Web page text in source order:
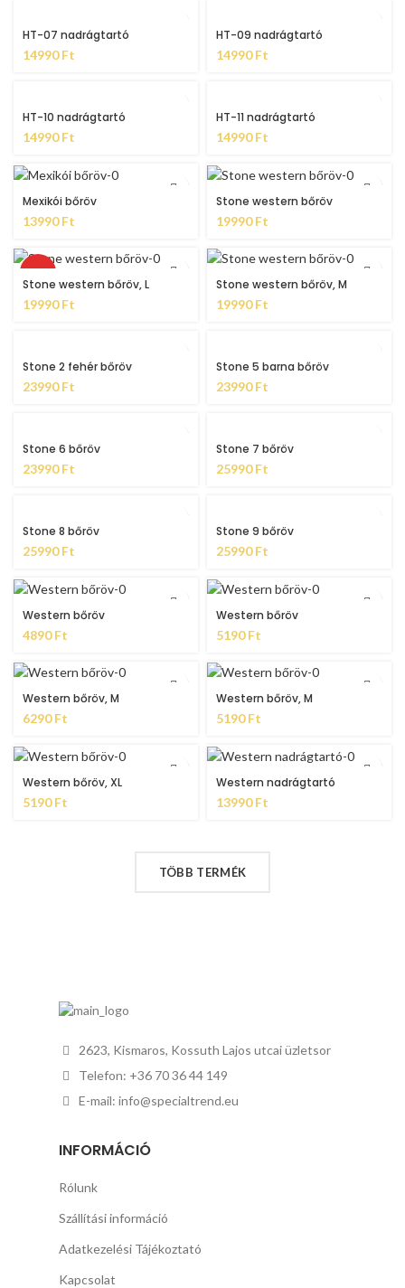
HT-07 nadrágtartó
14990Ft
HT-09 nadrágtartó
14990Ft
HT-10 nadrágtartó
14990Ft
HT-11 nadrágtartó
14990Ft
Mexikói bőröv
13990Ft
Stone western bőröv
19990Ft
HOT
Stone western bőröv, L
19990Ft
Stone western bőröv, M
19990Ft
Stone 2 fehér bőröv
23990Ft
Stone 5 barna bőröv
23990Ft
Stone 6 bőröv
23990Ft
Stone 7 bőröv
25990Ft
Stone 8 bőröv
25990Ft
Stone 9 bőröv
25990Ft
Western bőröv
4890Ft
Western bőröv
5190Ft
Western bőröv, M
6290Ft
Western bőröv, M
5190Ft
Western bőröv, XL
5190Ft
Western nadrágtartó
13990Ft
TÖBB TERMÉK
2623, Kismaros, Kossuth Lajos utcai üzletsor
Telefon: +36 70 36 44 149
E-mail: info@specialtrend.eu
INFORMÁCIÓ
Rólunk
Szállítási információ
Adatkezelési Tájékoztató
Kapcsolat